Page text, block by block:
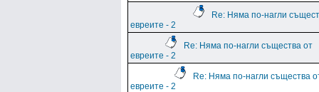
Re: Няма по-нагли
евреите - 2
Re: Няма по-нагли същества от
евреите - 2
Re: Няма по-нагли същества
евреите - 2